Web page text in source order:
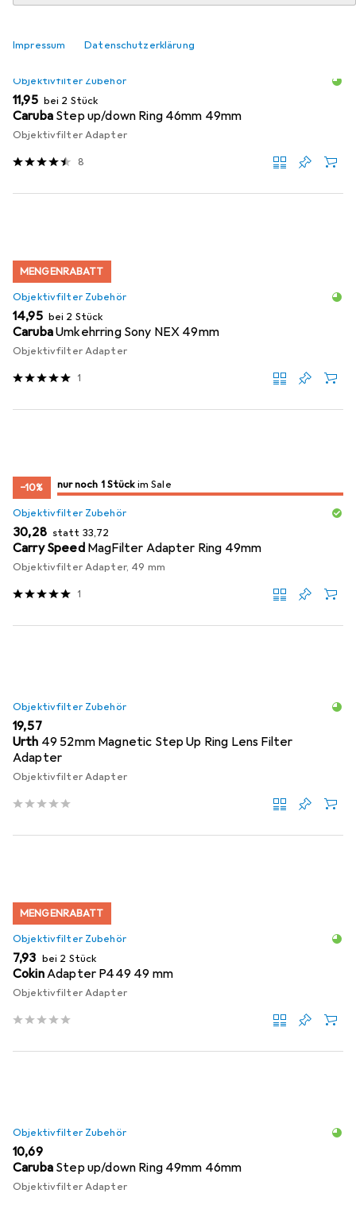
Impressum Datenschutzerklärung
Objektivfilter Zubehör
EUR
11,95 bei 2 Stück
Caruba Step up/down Ring 46mm 49mm
Objektivfilter Adapter
8
MENGENRABATT
Objektivfilter Zubehör
EUR
14,95 bei 2 Stück
CarubaUmkehrring Sony NEX 49mm
Objektivfilter Adapter
1
−10% noch 1 Stückim Sale
nur noch 1 Stück im Sale
Objektivfilter Zubehör
EUR
30,28 statt EUR
33,72
Carry Speed MagFilter Adapter Ring 49mm
Objektivfilter Adapter, 49 mm
1
Objektivfilter Zubehör
EUR
19,57
Urth 49 52mm Magnetic Step Up Ring Lens Filter
Adapter
Objektivfilter Adapter
MENGENRABATT
Objektivfilter Zubehör
EUR
7,93 bei 2 Stück
CokinAdapter P449 49 mm
Objektivfilter Adapter
Objektivfilter Zubehör
EUR
10,69
Caruba Step up/down Ring 49mm 46mm
Objektivfilter Adapter